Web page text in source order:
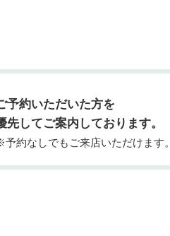
予約いただいた方を
先してご案内しております。
予約なしでもご来店いただけます。